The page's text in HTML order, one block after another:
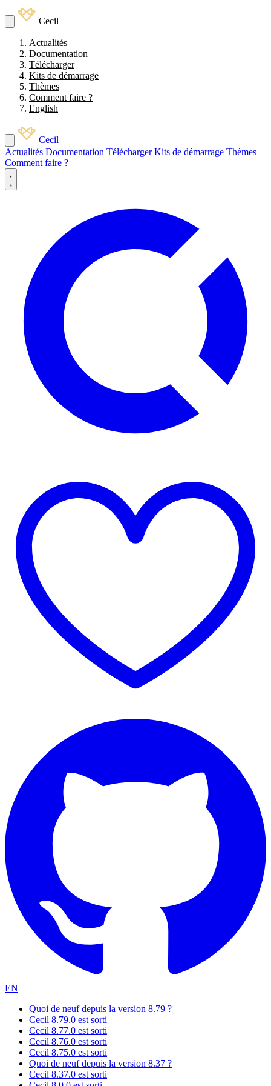
Cecil
Actualités
Documentation
Télécharger
Kits de démarrage
Thèmes
Comment faire ?
English
Cecil
Actualités Documentation Télécharger Kits de démarrage Thèmes
Comment faire ?
EN
Quoi de neuf depuis la version 8.79 ?
Cecil 8.79.0 est sorti
Cecil 8.77.0 est sorti
Cecil 8.76.0 est sorti
Cecil 8.75.0 est sorti
Quoi de neuf depuis la version 8.37 ?
Cecil 8.37.0 est sorti